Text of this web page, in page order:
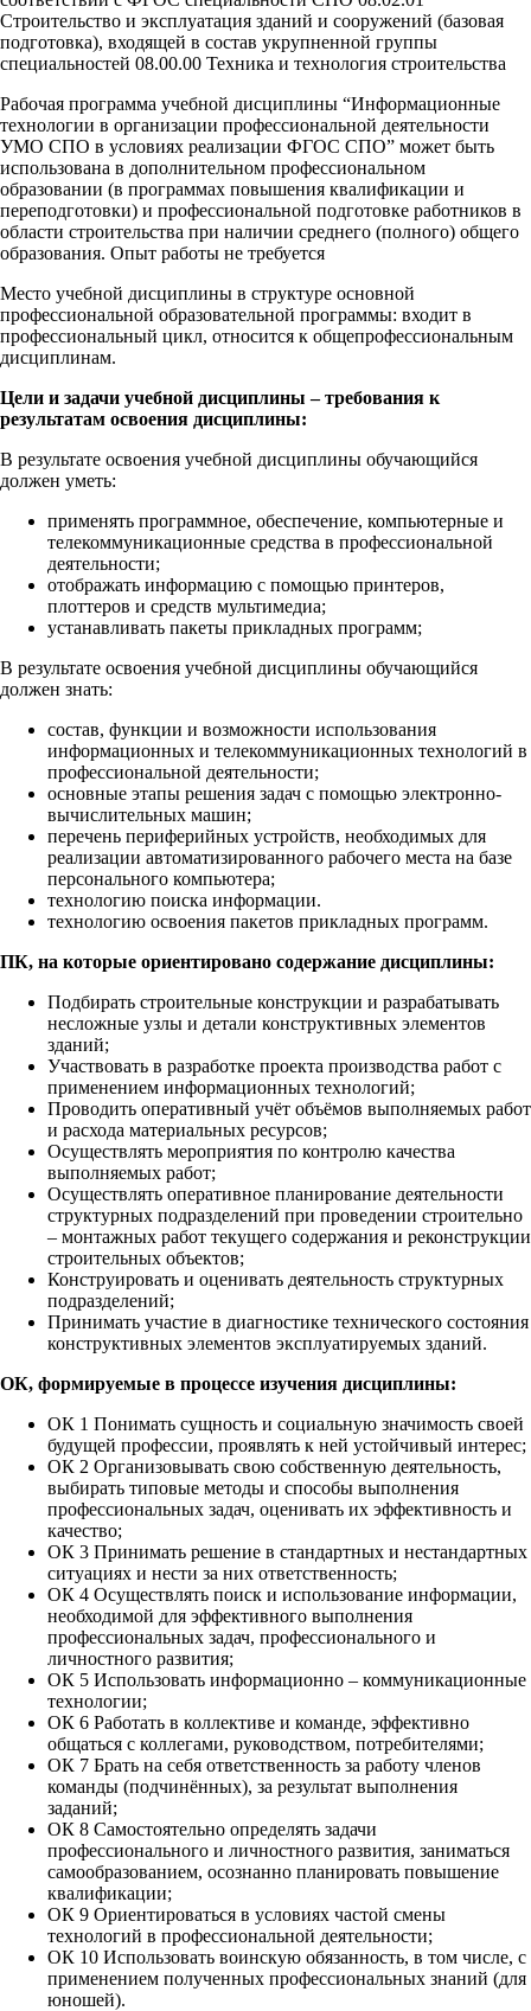
Строительство и эксплуатация зданий и сооружений (базовая
подготовка), входящей в состав укрупненной группы
специальностей 08.00.00 Техника и технология строительства
Рабочая программа учебной дисциплины “Информационные
технологии в организации профессиональной деятельности
УМО СПО в условиях реализации ФГОС СПО” может быть
использована в дополнительном профессиональном
образовании (в программах повышения квалификации и
переподготовки) и профессиональной подготовке работников в
области строительства при наличии среднего (полного) общего
образования. Опыт работы не требуется
Место учебной дисциплины в структуре основной
профессиональной образовательной программы: входит в
профессиональный цикл, относится к общепрофессиональным
дисциплинам.
Цели и задачи учебной дисциплины – требования к
результатам освоения дисциплины:
В результате освоения учебной дисциплины обучающийся
должен уметь:
применять программное, обеспечение, компьютерные и
телекоммуникационные средства в профессиональной
деятельности;
отображать информацию с помощью принтеров,
плоттеров и средств мультимедиа;
устанавливать пакеты прикладных программ;
В результате освоения учебной дисциплины обучающийся
должен знать:
состав, функции и возможности использования
информационных и телекоммуникационных технологий в
профессиональной деятельности;
основные этапы решения задач с помощью электронно-
вычислительных машин;
перечень периферийных устройств, необходимых для
реализации автоматизированного рабочего места на базе
персонального компьютера;
технологию поиска информации.
технологию освоения пакетов прикладных программ.
ПК, на которые ориентировано содержание дисциплины:
Подбирать строительные конструкции и разрабатывать
несложные узлы и детали конструктивных элементов
зданий;
Участвовать в разработке проекта производства работ с
применением информационных технологий;
Проводить оперативный учёт объёмов выполняемых работ
и расхода материальных ресурсов;
Осуществлять мероприятия по контролю качества
выполняемых работ;
Осуществлять оперативное планирование деятельности
структурных подразделений при проведении строительно
– монтажных работ текущего содержания и реконструкции
строительных объектов;
Конструировать и оценивать деятельность структурных
подразделений;
Принимать участие в диагностике технического состояния
конструктивных элементов эксплуатируемых зданий.
ОК, формируемые в процессе изучения дисциплины:
ОК 1 Понимать сущность и социальную значимость своей
будущей профессии, проявлять к ней устойчивый интерес;
ОК 2 Организовывать свою собственную деятельность,
выбирать типовые методы и способы выполнения
профессиональных задач, оценивать их эффективность и
качество;
ОК 3 Принимать решение в стандартных и нестандартных
ситуациях и нести за них ответственность;
ОК 4 Осуществлять поиск и использование информации,
необходимой для эффективного выполнения
профессиональных задач, профессионального и
личностного развития;
ОК 5 Использовать информационно – коммуникационные
технологии;
ОК 6 Работать в коллективе и команде, эффективно
общаться с коллегами, руководством, потребителями;
ОК 7 Брать на себя ответственность за работу членов
команды (подчинённых), за результат выполнения
заданий;
ОК 8 Самостоятельно определять задачи
профессионального и личностного развития, заниматься
самообразованием, осознанно планировать повышение
квалификации;
ОК 9 Ориентироваться в условиях частой смены
технологий в профессиональной деятельности;
ОК 10 Использовать воинскую обязанность, в том числе, с
применением полученных профессиональных знаний (для
юношей).